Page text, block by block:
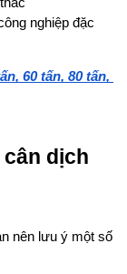
nghiệp đặc
60 tấn, 80 tấn,
dịch
nên lưu ý một số